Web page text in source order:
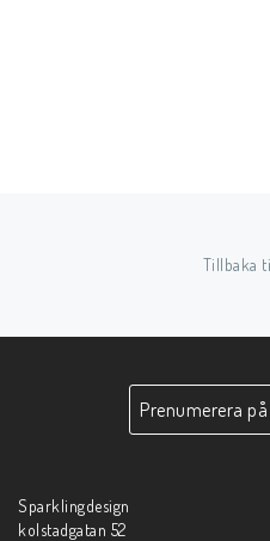
Tillbaka
Prenumerera
Sparklingdesign
kolstadgatan 52